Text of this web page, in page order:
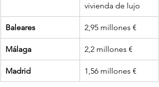
vivienda de lujo
Baleares 2,95 millones €
Málaga 2,2 millones €
Madrid 1,56 millones €